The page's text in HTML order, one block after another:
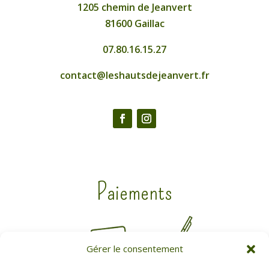
Gérer le consentement
1205 chemin de Jeanvert
81600 Gaillac
07.80.16.15.27
contact@leshautsdejeanvert.fr
Paiements